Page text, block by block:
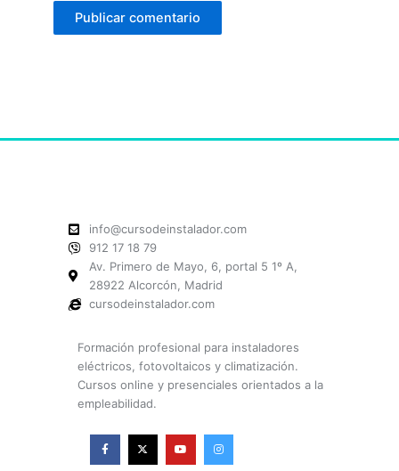
info@cursodeinstalador.com
912 17 18 79
Av. Primero de Mayo, 6, portal 5 1º A,
28922 Alcorcón, Madrid
cursodeinstalador.com
Formación profesional para instaladores
eléctricos, fotovoltaicos y climatización.
Cursos online y presenciales orientados a la
empleabilidad.
F
a
X
-
Y
o
I
n